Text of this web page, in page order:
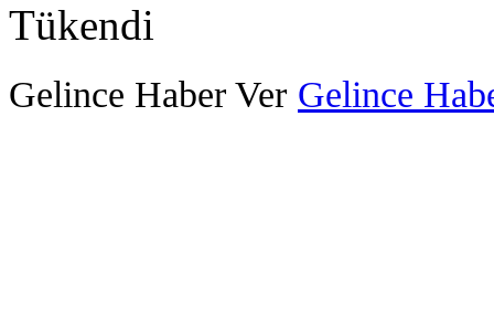
Tükendi
Gelince Haber Ver Gelince